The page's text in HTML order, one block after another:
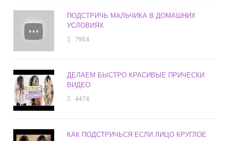
ПОДСТРИЧЬ МАЛЬЧИКА В ДОМАШНИХ
УСЛОВИЯХ
7954
ДЕЛАЕМ БЫСТРО КРАСИВЫЕ ПРИЧЕСКИ
ВИДЕО
4474
КАК ПОДСТРИЧЬСЯ ЕСЛИ ЛИЦО КРУГЛОЕ